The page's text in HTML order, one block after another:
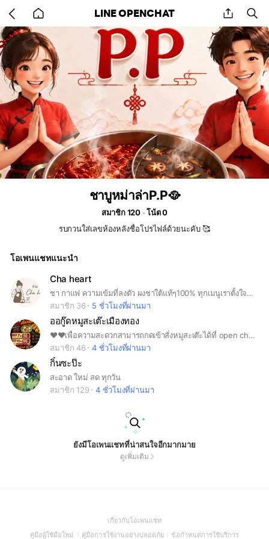
back
to
home
LINE OPENCHAT share
ชาบูหม่าล่าP.P🥘
สมาชิก 120
โน้ต 0
รบกวนใส่เลขห้องหลังชื่อโปรไฟล์ด้วยนะคับ 🥰
โอเพนแชทแนะนำ
Cha heart
ชา กาแฟ ความเข้มที่ลงตัว ผงชาใต้แท้ๆ100% ทุกเมนูเราตั้งใจชง☕️
สมาชิก 36
5 ชั่วโมงที่ผ่านมา
ออกู๊ดหมูสะเต๊ะเมืองทอง
♥️♥️เพื่อความสะดวกสามารถกดเข้าสั่งหมูสะเต๊ะได้ที่ open chat เลยนะคะ♥️♥️
สมาชิก 46
4 ชั่วโมงที่ผ่านมา
กิ๋นซะป๊ะ
สะอาด ใหม่ สด ทุกวัน
สมาชิก 129
4 ชั่วโมงที่ผ่านมา
ยังมีโอเพนแชทที่น่าสนใจอีกมากมาย
ดูเพิ่มเติม
เกี่ยวกับโอเพนแชท(Open
in
คู่มือผู้ใช้มือใหม่ (Open
คู่มือการใช้งานอย่างปลอดภัย(Open
ข้อกำหนดการใช้บริการ(Open